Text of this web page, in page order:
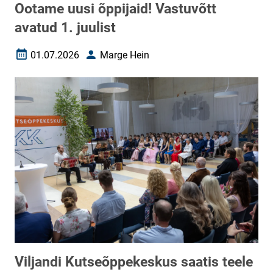
Ootame uusi õppijaid! Vastuvõtt
avatud 1. juulist
Loomise kuupäev
01.07.2026 AutorMarge Hein
Viljandi Kutseõppekeskus saatis teele